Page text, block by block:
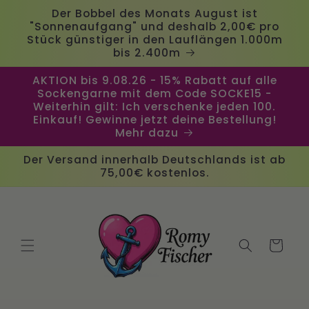
Inhalt
Der Bobbel des Monats August ist
"Sonnenaufgang" und deshalb 2,00€ pro
Stück günstiger in den Lauflängen 1.000m
bis 2.400m
AKTION bis 9.08.26 - 15% Rabatt auf alle
Sockengarne mit dem Code SOCKE15 -
Weiterhin gilt: Ich verschenke jeden 100.
Einkauf! Gewinne jetzt deine Bestellung!
Mehr dazu
Der Versand innerhalb Deutschlands ist ab
75,00€ kostenlos.
Warenkorb